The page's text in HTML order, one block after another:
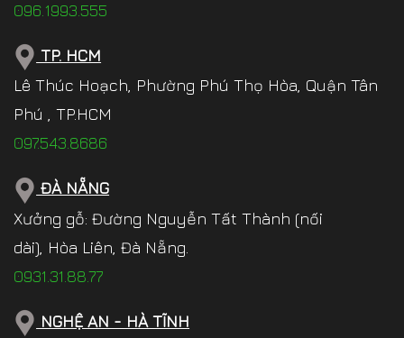
096.1993.555
TP. HCM
Lê Thúc Hoạch, Phường Phú Thọ Hòa, Quận Tân
Phú , TP.HCM
097.543.8686
ĐÀ NẴNG
Xưởng gỗ: Đường Nguyễn Tất Thành (nối
dài), Hòa Liên, Đà Nẵng.
0931.31.88.77
NGHỆ AN - HÀ TĨNH